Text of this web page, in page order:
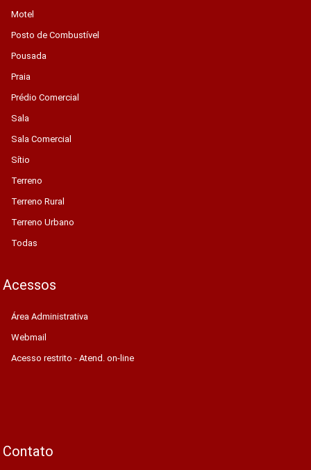
Motel
Posto de Combustível
Pousada
Praia
Prédio Comercial
Sala
Sala Comercial
Sítio
Terreno
Terreno Rural
Terreno Urbano
Todas
Acessos
Área Administrativa
Webmail
Acesso restrito - Atend. on-line
Contato